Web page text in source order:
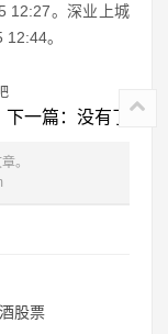
12:27。深业上城
。
下一篇：没有了
。
股票